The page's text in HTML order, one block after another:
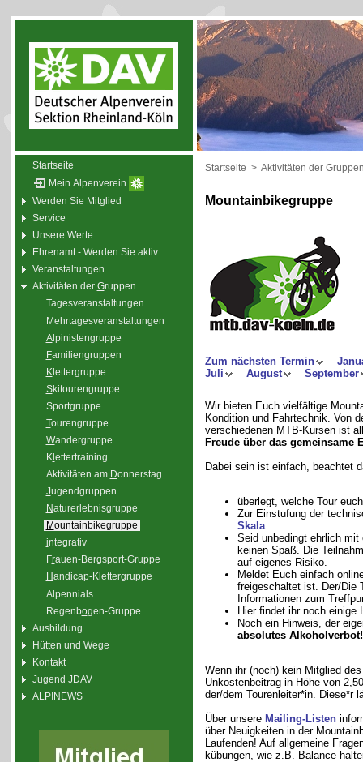
Startseite
Mein Alpenverein
Werden Sie Mitglied
Service
Unsere Werte
Ehrenamt - Werden Sie aktiv
Veranstaltungen
Aktivitäten der Gruppen
Tagesveranstaltungen
Mehrtagesveranstaltungen
Alpinistengruppe
Familiengruppen
Klettergruppe
Skitourengruppe
Sportgruppe
Tourengruppe
Wandergruppe
Kl ettertraining
Aktivitäten am Donnerstag
Jugendgruppen
Naturerlebnisgruppe
Mountainbikegruppe
integrativ
Frauen-Bergsport-Gruppe
Handicap-Klettergruppe
Alpennials
Regenbogen-Gruppe
Ausbildung
Hütten und Wege
Kontakt
Jugend JDAV
ALPINEWS
Startseite > Aktivitäten der
Mountainbikegruppe
Zum nächsten Termin
Juli
August September
Wir bieten Euch vielfältige
Kondition und Fahrtechnik. Von
verschiedenen MTB-Kursen ist
Freude über das gemeinsame
Dabei sein ist einfach, beachtet
überlegt, welche Tour
Zur Einstufung der
Skala.
Seid unbedingt ehrlich
keinen Spaß. Die
auf eigenes Risiko.
Meldet Euch einfach
freigeschaltet ist. Der/Die
Informationen zum
Hier findet ihr noch
Noch ein Hinweis, der
absolutes Alkoholverbot!
Wenn ihr (noch) kein Mitglied
Unkostenbeitrag in Höhe von
der/dem Tourenleiter*in. Diese*r
Über unsere Mailing-Listen
über Neuigkeiten in der
Laufenden! Auf allgemeine
kübungen, wie z.B. Balance